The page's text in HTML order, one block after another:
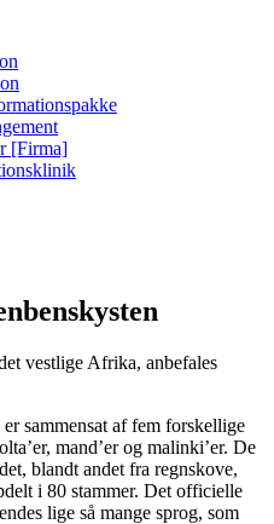
[Firma]
vestlige Afrika, anbefales
sammensat af fem forskellige
mand’er og malinki’er. De
blandt andet fra regnskove,
i 80 stammer. Det officielle
lige så mange sprog, som